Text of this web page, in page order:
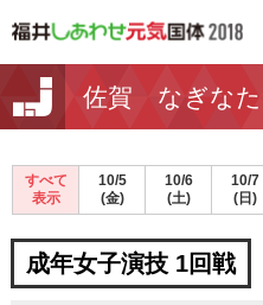
佐賀 なぎなた
すべて
表示
10/5
(金)
10/6
(土)
10/7
(日)
成年女子演技 1回戦